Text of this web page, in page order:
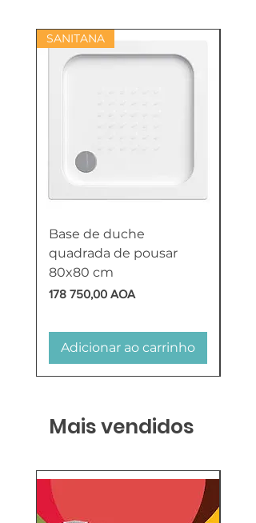
SANITANA
Base de duche
quadrada de pousar
80x80 cm
Preço
178 750,00 AOA
Adicionar ao carrinho
Mais vendidos